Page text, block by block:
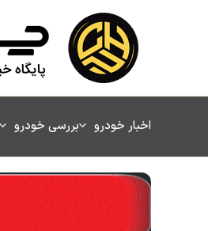
اخبار خودرو بررسی خودرو